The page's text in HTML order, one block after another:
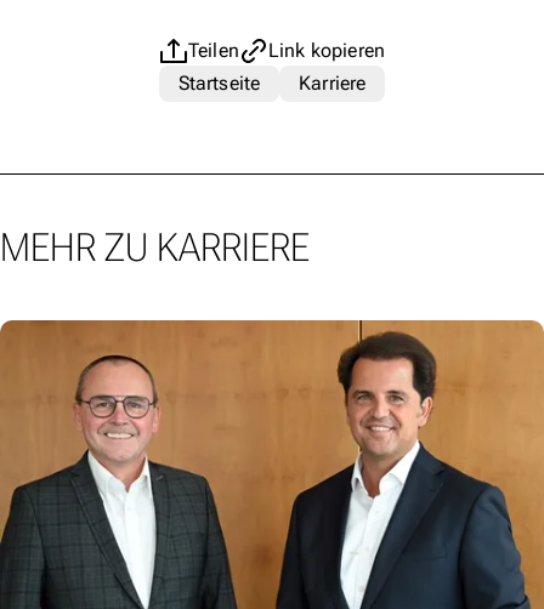
Teilen
Link kopieren
Startseite
Karriere
MEHR ZU KARRIERE